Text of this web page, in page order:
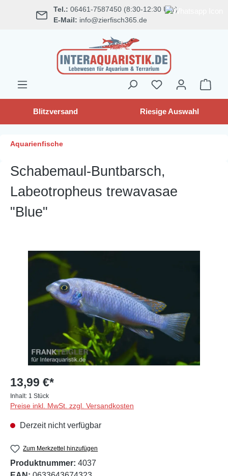
springen Tel.: 06461-7587450 (8:30-12:30 Uhr)
E-Mail: info@zierfisch365.de
Blitzversand Riesige Auswahl
Aquarienfische
Schabemaul-Buntbarsch,
Labeotropheus trewavasae
"Blue"
Bildergalerie überspringen
13,99 €*
Inhalt: 1 Stück
Preise inkl. MwSt. zzgl. Versandkosten
Derzeit nicht verfügbar
Zum Merkzettel hinzufügen
Produktnummer: 4037